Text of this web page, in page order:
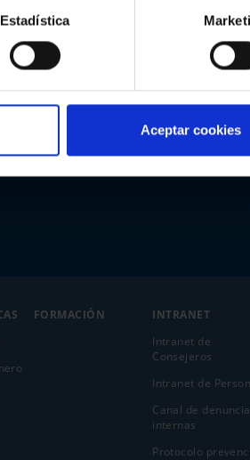
Estadística
Aceptar cookies
FORMACIÓN
INTRANET
Intranet de
Consejeros
Intranet de
Canal de
internas
Protocolo